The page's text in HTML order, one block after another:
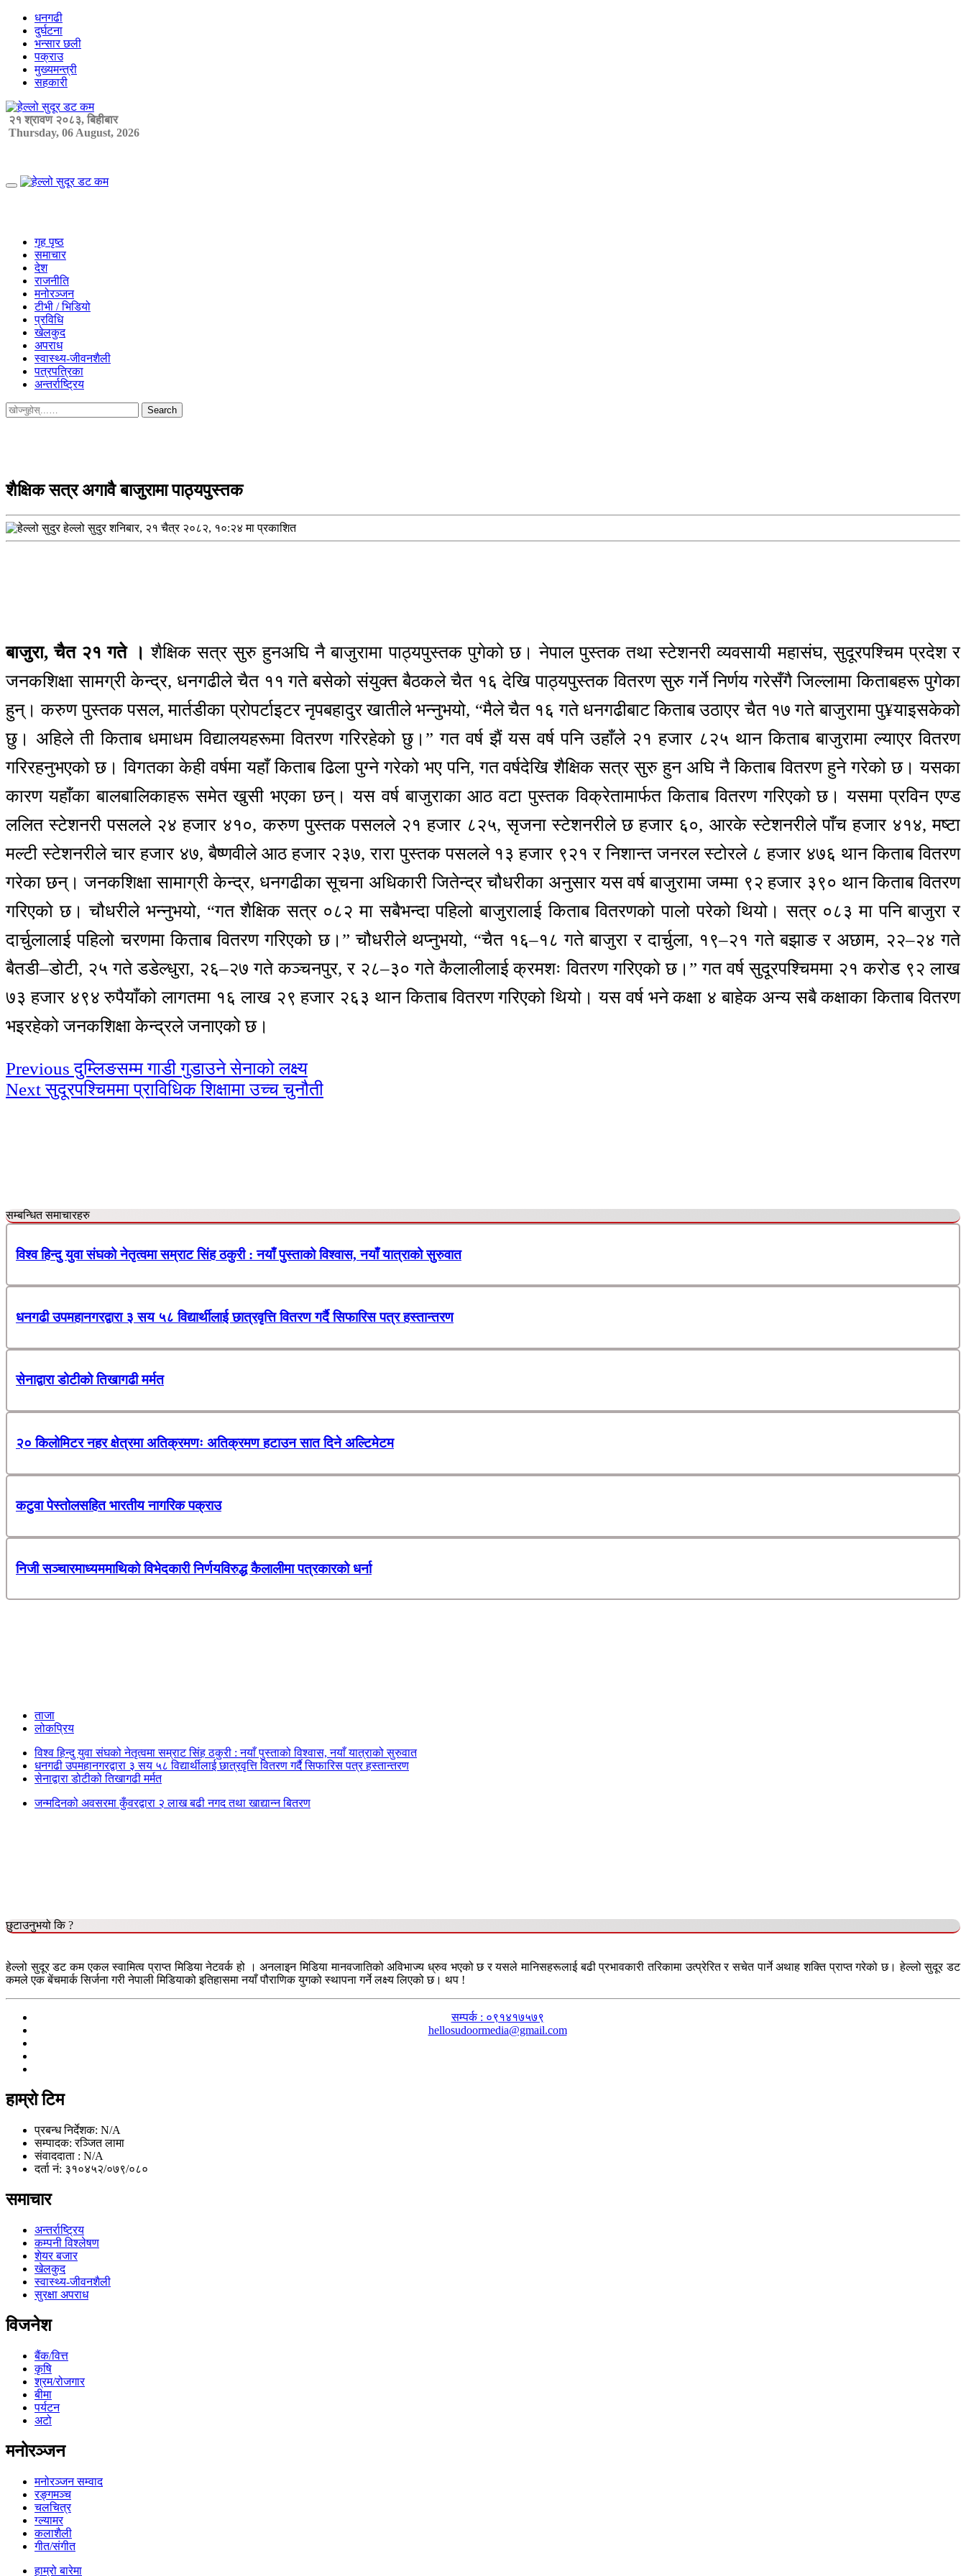
Skip
content
धनगढी
दुर्घटना
भन्सार छली
पक्राउ
मुख्यमन्त्री
सहकारी
२१ श्रावण २०८३, बिहीबार
Thursday, 06 August, 2026
Primary
गृह पृष्ठ
समाचार
देश
राजनीति
मनोरञ्जन
टीभी / भिडियो
प्रविधि
खेलकुद
अपराध
स्वास्थ्य-जीवनशैली
पत्रपत्रिका
अन्तर्राष्ट्रिय
Search
for:
शैक्षिक सत्र अगावै बाजुरामा पाठ्यपुस्तक
हेल्लो सुदुर शनिबार, २१ चैत्र २०८२, १०:२४ मा प्रकाशित
बाजुरा, चैत २१ गते । शैक्षिक सत्र सुरु हुनअघि नै बाजुरामा पाठ्यपुस्तक पुगेको छ। नेपाल पुस्तक तथा स्टेशनरी व्यवसायी महासंघ, सुदूरपश्चिम प्रदेश र
जनकशिक्षा सामग्री केन्द्र, धनगढीले चैत ११ गते बसेको संयुक्त बैठकले चैत १६ देखि पाठ्यपुस्तक वितरण सुरु गर्ने निर्णय गरेसँगै जिल्लामा किताबहरू पुगेका
हुन्। करुण पुस्तक पसल, मार्तडीका प्रोपर्टाइटर नृपबहादुर खातीले भन्नुभयो, “मैले चैत १६ गते धनगढीबाट किताब उठाएर चैत १७ गते बाजुरामा पु¥याइसकेको
छु। अहिले ती किताब धमाधम विद्यालयहरूमा वितरण गरिरहेको छु।” गत वर्ष झैं यस वर्ष पनि उहाँले २१ हजार ८२५ थान किताब बाजुरामा ल्याएर वितरण
गरिरहनुभएको छ। विगतका केही वर्षमा यहाँ किताब ढिला पुग्ने गरेको भए पनि, गत वर्षदेखि शैक्षिक सत्र सुरु हुन अघि नै किताब वितरण हुने गरेको छ। यसका
कारण यहाँका बालबालिकाहरू समेत खुसी भएका छन्। यस वर्ष बाजुराका आठ वटा पुस्तक विक्रेतामार्फत किताब वितरण गरिएको छ। यसमा प्रविन एण्ड
ललित स्टेशनरी पसलले २४ हजार ४१०, करुण पुस्तक पसलले २१ हजार ८२५, सृजना स्टेशनरीले छ हजार ६०, आरके स्टेशनरीले पाँच हजार ४१४, मष्टा
मल्टी स्टेशनरीले चार हजार ४७, बैष्णवीले आठ हजार २३७, रारा पुस्तक पसलले १३ हजार ९२१ र निशान्त जनरल स्टोरले ८ हजार ४७६ थान किताब वितरण
गरेका छन्। जनकशिक्षा सामाग्री केन्द्र, धनगढीका सूचना अधिकारी जितेन्द्र चौधरीका अनुसार यस वर्ष बाजुरामा जम्मा ९२ हजार ३९० थान किताब वितरण
गरिएको छ। चौधरीले भन्नुभयो, “गत शैक्षिक सत्र ०८२ मा सबैभन्दा पहिलो बाजुरालाई किताब वितरणको पालो परेको थियो। सत्र ०८३ मा पनि बाजुरा र
दार्चुलालाई पहिलो चरणमा किताब वितरण गरिएको छ।” चौधरीले थप्नुभयो, “चैत १६–१८ गते बाजुरा र दार्चुला, १९–२१ गते बझाङ र अछाम, २२–२४ गते
बैतडी–डोटी, २५ गते डडेल्धुरा, २६–२७ गते कञ्चनपुर, र २८–३० गते कैलालीलाई क्रमशः वितरण गरिएको छ।” गत वर्ष सुदूरपश्चिममा २१ करोड ९२ लाख
७३ हजार ४९४ रुपैयाँको लागतमा १६ लाख २९ हजार २६३ थान किताब वितरण गरिएको थियो। यस वर्ष भने कक्षा ४ बाहेक अन्य सबै कक्षाका किताब वितरण
भइरहेको जनकशिक्षा केन्द्रले जनाएको छ।
Continue
Reading
Previous दुम्लिङसम्म गाडी गुडाउने सेनाको लक्ष्य
Nextसुदूरपश्चिममा प्राविधिक शिक्षामा उच्च चुनौती
सम्बन्धित समाचारहरु
विश्व हिन्दु युवा संघको नेतृत्वमा सम्राट सिंह ठकुरी : नयाँ पुस्ताको विश्वास, नयाँ यात्राको सुरुवात
धनगढी उपमहानगरद्वारा ३ सय ५८ विद्यार्थीलाई छात्रवृत्ति वितरण गर्दै सिफारिस पत्र हस्तान्तरण
सेनाद्वारा डोटीको तिखागढी मर्मत
२० किलोमिटर नहर क्षेत्रमा अतिक्रमणः अतिक्रमण हटाउन सात दिने अल्टिमेटम
कटुवा पेस्तोलसहित भारतीय नागरिक पक्राउ
निजी सञ्चारमाध्यममाथिको विभेदकारी निर्णयविरुद्ध कैलालीमा पत्रकारको धर्ना
ताजा
लोकप्रिय
विश्व हिन्दु युवा संघको नेतृत्वमा सम्राट सिंह ठकुरी : नयाँ पुस्ताको विश्वास, नयाँ यात्राको सुरुवात
धनगढी उपमहानगरद्वारा ३ सय ५८ विद्यार्थीलाई छात्रवृत्ति वितरण गर्दै सिफारिस पत्र हस्तान्तरण
सेनाद्वारा डोटीको तिखागढी मर्मत
जन्मदिनको अवसरमा कुँवरद्वारा २ लाख बढी नगद तथा खाद्यान्न बितरण
छुटाउनुभयो कि ?
हेल्लो सुदूर डट कम एकल स्वामित्व प्राप्त मिडिया नेटवर्क हो । अनलाइन मिडिया मानवजातिको अविभाज्य ध्रुव भएको छ र यसले मानिसहरूलाई बढी प्रभावकारी तरिकामा उत्प्रेरित र सचेत पार्ने अथाह शक्ति प्राप्त गरेको छ। हेल्लो सुदूर डट
कमले एक बेंचमार्क सिर्जना गरी नेपाली मिडियाको इतिहासमा नयाँ पौराणिक युगको स्थापना गर्ने लक्ष्य लिएको छ। थप !
सम्पर्क : ०९१४१७५७९
hellosudoormedia@gmail.com
हाम्रो टिम
प्रबन्ध निर्देशक: N/A
सम्पादक: रञ्जित लामा
संवाददाता : N/A
दर्ता नं: ३१०४५२/०७९/०८०
समाचार
अन्तर्राष्ट्रिय
कम्पनी विश्लेषण
शेयर बजार
खेलकुद
स्वास्थ्य-जीवनशैली
सुरक्षा अपराध
विजनेश
बैंक/वित्त
कृषि
श्रम/रोजगार
बीमा
पर्यटन
अटो
मनोरञ्जन
मनोरञ्जन सम्वाद
रङ्गमञ्च
चलचित्र
ग्ल्यामर
कलाशैली
गीत/संगीत
हाम्रो बारेमा